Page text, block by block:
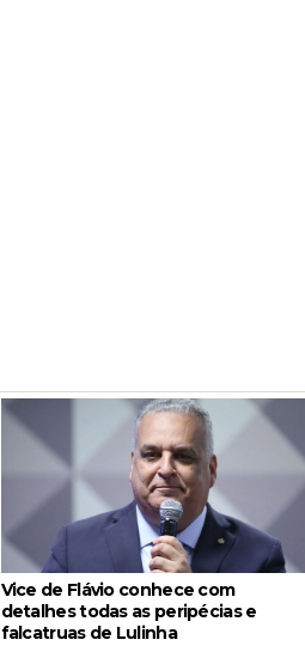
Vice de Flávio conhece com
detalhes todas as peripécias e
falcatruas de Lulinha